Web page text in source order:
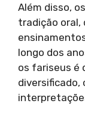
Além disso,
tradição oral,
longo dos
os fariseus é
diversificado,